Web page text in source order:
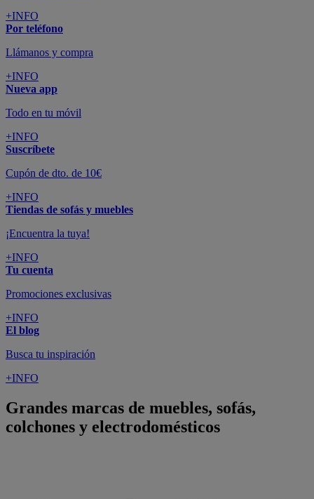
+INFO
Por teléfono
Llámanos y compra
+INFO
Nueva app
Todo en tu móvil
+INFO
Suscríbete
Cupón de dto. de 10€
+INFO
Tiendas de sofás y muebles
¡Encuentra la tuya!
+INFO
Tu cuenta
Promociones exclusivas
+INFO
El blog
Busca tu inspiración
+INFO
Grandes marcas de muebles, sofás,
colchones y electrodomésticos